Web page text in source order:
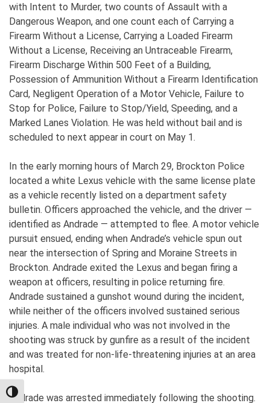
TOGGLE HIGH CONTRAST
with Intent to Murder, two counts of Assault with a
Dangerous Weapon, and one count each of Carrying a
Firearm Without a License, Carrying a Loaded Firearm
Without a License, Receiving an Untraceable Firearm,
Firearm Discharge Within 500 Feet of a Building,
Possession of Ammunition Without a Firearm Identification
Card, Negligent Operation of a Motor Vehicle, Failure to
Stop for Police, Failure to Stop/Yield, Speeding, and a
Marked Lanes Violation. He was held without bail and is
scheduled to next appear in court on May 1.
In the early morning hours of March 29, Brockton Police
located a white Lexus vehicle with the same license plate
as a vehicle recently listed on a department safety
bulletin. Officers approached the vehicle, and the driver —
identified as Andrade — attempted to flee. A motor vehicle
pursuit ensued, ending when Andrade’s vehicle spun out
near the intersection of Spring and Moraine Streets in
Brockton. Andrade exited the Lexus and began firing a
weapon at officers, resulting in police returning fire.
Andrade sustained a gunshot wound during the incident,
while neither of the officers involved sustained serious
injuries. A male individual who was not involved in the
shooting was struck by gunfire as a result of the incident
and was treated for non-life-threatening injuries at an area
hospital.
Andrade was arrested immediately following the shooting.